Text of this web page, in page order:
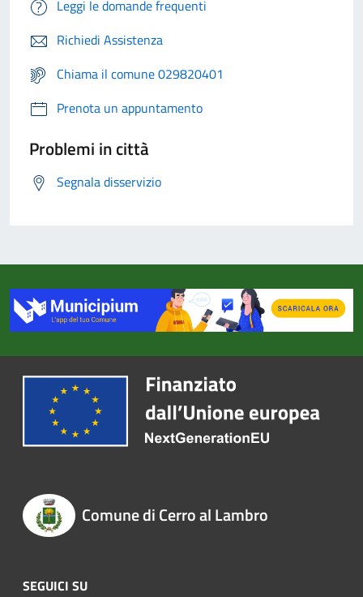
Leggi le domande frequenti
Richiedi Assistenza
Chiama il comune 029820401
Prenota un appuntamento
Problemi in città
Segnala disservizio
Comune di Cerro al Lambro
SEGUICI SU